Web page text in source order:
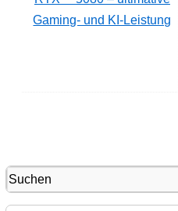
Gaming- und KI-Leistung